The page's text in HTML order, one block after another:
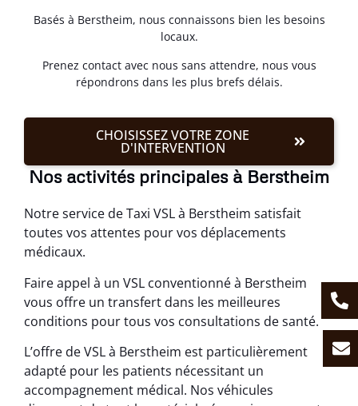
Basés à Berstheim, nous connaissons bien les besoins
locaux.
Prenez contact avec nous sans attendre, nous vous
répondrons dans les plus brefs délais.
CHOISISSEZ VOTRE ZONE
D'INTERVENTION
Nos activités principales à Berstheim
Notre service de Taxi VSL à Berstheim satisfait
toutes vos attentes pour vos déplacements
médicaux.
Faire appel à un VSL conventionné à Berstheim
vous offre un transfert dans les meilleures
conditions pour tous vos consultations de santé.
L’offre de VSL à Berstheim est particulièrement
adapté pour les patients nécessitant un
accompagnement médical. Nos véhicules